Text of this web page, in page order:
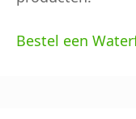
Bestel een